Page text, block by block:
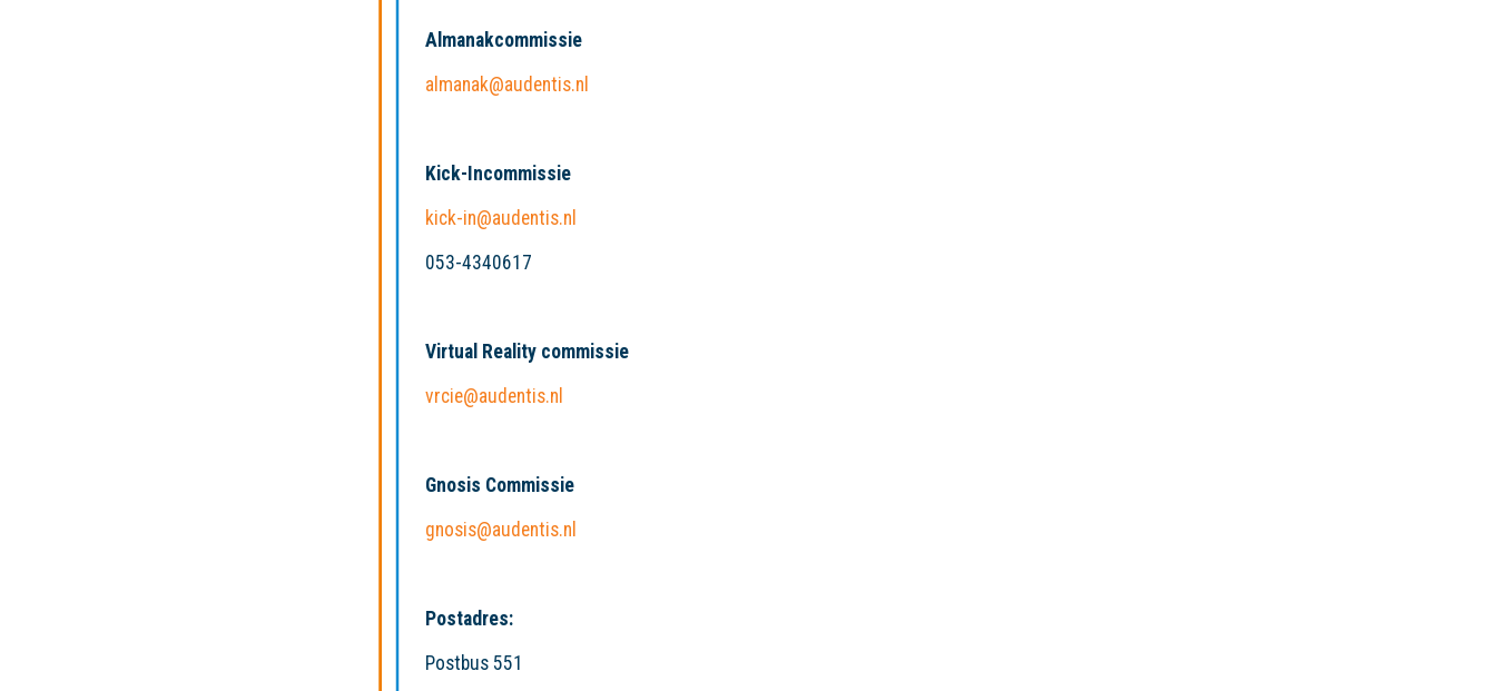
Almanakcommissie
almanak@audentis.nl
Kick-Incommissie
kick-in@audentis.nl
053-4340617
Virtual Reality commissie
vrcie@audentis.nl
Gnosis Commissie
gnosis@audentis.nl
Postadres:
Postbus 551